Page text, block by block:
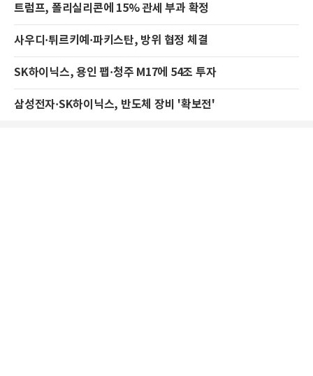
트럼프, 폴리실리콘에 15% 관세 부과 확정
사우디·튀르키예·파키스탄, 방위 협정 체결
SK하이닉스, 용인 팹·청주 M17에 54조 투자
삼성전자·SK하이닉스, 반도체 장비 '확보전'